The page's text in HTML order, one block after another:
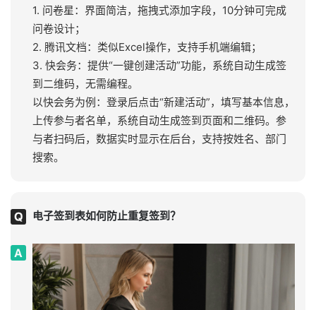
1. 问卷星：界面简洁，拖拽式添加字段，10分钟可完成
问卷设计；
2. 腾讯文档：类似Excel操作，支持手机端编辑；
3. 快会务：提供“一键创建活动”功能，系统自动生成签
到二维码，无需编程。
以快会务为例：登录后点击“新建活动”，填写基本信息，
上传参与者名单，系统自动生成签到页面和二维码。参
与者扫码后，数据实时显示在后台，支持按姓名、部门
搜索。
电子签到表如何防止重复签到？